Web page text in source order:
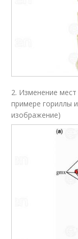
2. Изменение
примере гориллы
изображение)